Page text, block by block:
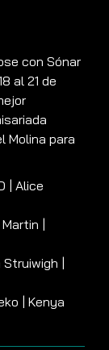
con Sónar
al 21 de
Molina para
| Alice
|
|
| Kenya